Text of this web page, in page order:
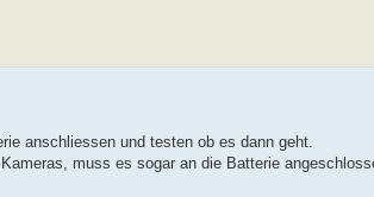
anschliessen und testen ob es dann geht.
muss es sogar an die Batterie